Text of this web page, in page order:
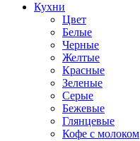
Кухни
Цвет
Белые
Черные
Желтые
Красные
Зеленые
Серые
Бежевые
Глянцевые
Кофе с молоком